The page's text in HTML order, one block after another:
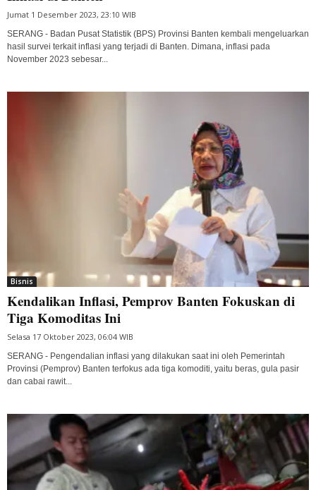
Jumat 1 Desember 2023, 23:10 WIB
SERANG - Badan Pusat Statistik (BPS) Provinsi Banten kembali mengeluarkan
hasil survei terkait inflasi yang terjadi di Banten. Dimana, inflasi pada
November 2023 sebesar...
Bisnis
Kendalikan Inflasi, Pemprov Banten Fokuskan di
Tiga Komoditas Ini
Selasa 17 Oktober 2023, 06:04 WIB
SERANG - Pengendalian inflasi yang dilakukan saat ini oleh Pemerintah
Provinsi (Pemprov) Banten terfokus ada tiga komoditi, yaitu beras, gula pasir
dan cabai rawit...